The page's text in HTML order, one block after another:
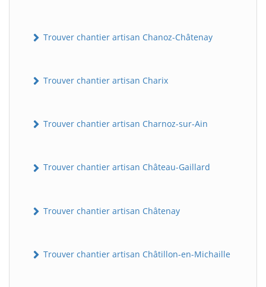
Trouver chantier artisan Chanoz-Châtenay
Trouver chantier artisan Charix
Trouver chantier artisan Charnoz-sur-Ain
Trouver chantier artisan Château-Gaillard
Trouver chantier artisan Châtenay
Trouver chantier artisan Châtillon-en-Michaille